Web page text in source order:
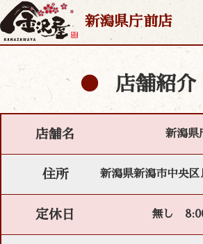
新潟県庁前店
店舗紹介
店舗名 新潟県
住所 新潟県新潟市中央
定休日 無し